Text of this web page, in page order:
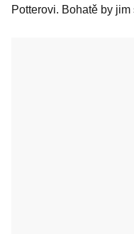
Potterovi. Bohatě by